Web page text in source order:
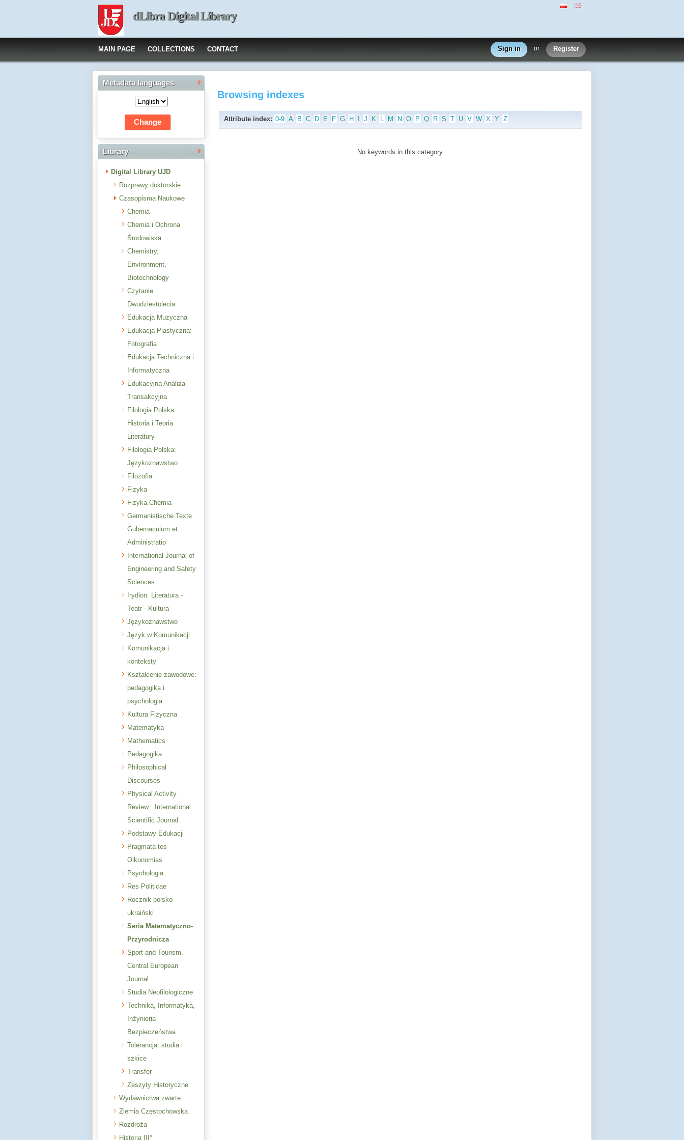
dLibra Digital Library
MAIN PAGE COLLECTIONS CONTACT Sign in or Register
Metadata languages
Library
Digital Library UJD
Rozprawy doktorskie
Czasopisma Naukowe
Chemia
Chemia i Ochrona
Środowiska
Chemistry,
Environment,
Biotechnology
Czytanie
Dwudziestolecia
Edukacja Muzyczna
Edukacja Plastyczna:
Fotografia
Edukacja Techniczna i
Informatyczna
Edukacyjna Analiza
Transakcyjna
Filologia Polska:
Historia i Teoria
Literatury
Filologia Polska:
Językoznawstwo
Filozofia
Fizyka
Fizyka.Chemia
Germanistische Texte
Gubernaculum et
Administratio
International Journal of
Engineering and Safety
Sciences
Irydion. Literatura -
Teatr - Kultura
Językoznawstwo
Język w Komunikacji
Komunikacja i
konteksty
Kształcenie zawodowe:
pedagogika i
psychologia
Kultura Fizyczna
Matematyka
Mathematics
Pedagogika
Philosophical
Discourses
Physical Activity
Review : International
Scientific Journal
Podstawy Edukacji
Pragmata tes
Oikonomias
Psychologia
Res Politicae
Rocznik polsko-
ukraiński
Seria Matematyczno-
Przyrodnicza
Sport and Tourism.
Central European
Journal
Studia Neofilologiczne
Technika, Informatyka,
Inżynieria
Bezpieczeństwa
Tolerancja: studia i
szkice
Transfer
Zeszyty Historyczne
Wydawnictwa zwarte
Ziemia Częstochowska
Rozdroża
Historia III°
Browsing indexes
Attribute index: 0-9 A B C D E F G H J K L M N O P Q R S T U V W X Y Z
No keywords in this category.